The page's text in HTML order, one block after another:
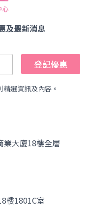
及最新消息
登記優惠
選資訊及內容。
業大廈18樓全層
樓1801C室